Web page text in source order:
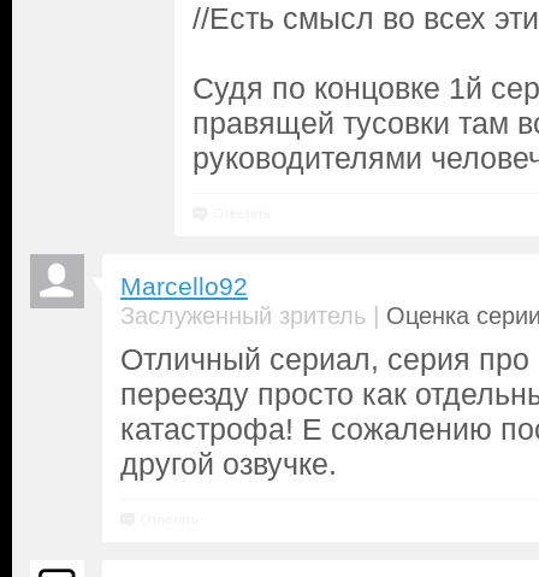
//Есть смысл во всех
Судя по концовке 1й
правящей тусовки там
руководителями
Marcello92
Заслуженный зритель | Оценка
Отличный сериал, серия про
переезду просто как
катастрофа! Е сожалению
другой озвучке.